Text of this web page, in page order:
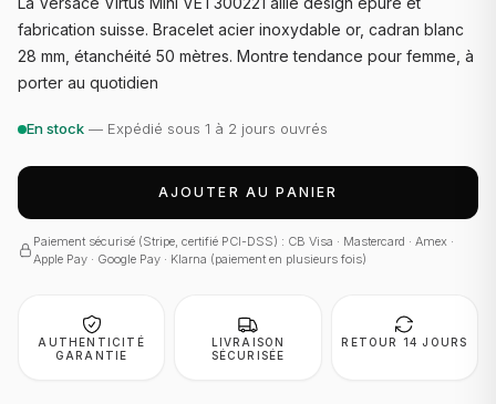
fabrication suisse. Bracelet acier inoxydable or, cadran blanc
28 mm, étanchéité 50 mètres. Montre tendance pour femme, à
porter au quotidien
En stock — Expédié sous 1 à 2 jours ouvrés
AJOUTER AU PANIER
Paiement sécurisé (Stripe, certifié PCI-DSS) : CB Visa · Mastercard · Amex ·
Apple Pay · Google Pay · Klarna (paiement en plusieurs fois)
AUTHENTICITÉ
GARANTIE
LIVRAISON
SÉCURISÉE
RETOUR 14 JOURS